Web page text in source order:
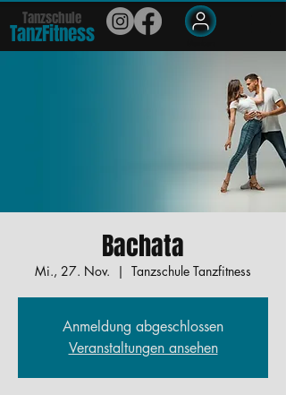
Tanzschule
TanzFitness
Bachata
Mi., 27. Nov.
  |
Tanzschule Tanzfitness
Anmeldung abgeschlossen
Veranstaltungen ansehen